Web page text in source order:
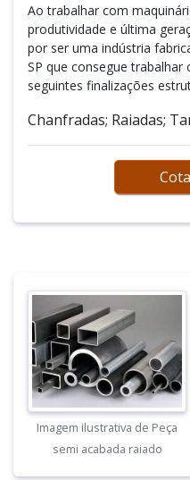
Ao trabalhar com
produtividade e última
por ser uma indústria
SP que consegue
seguintes finalizações
Chanfradas; Raiadas;
Imagem ilustrativa de Peça
semi acabada raiado